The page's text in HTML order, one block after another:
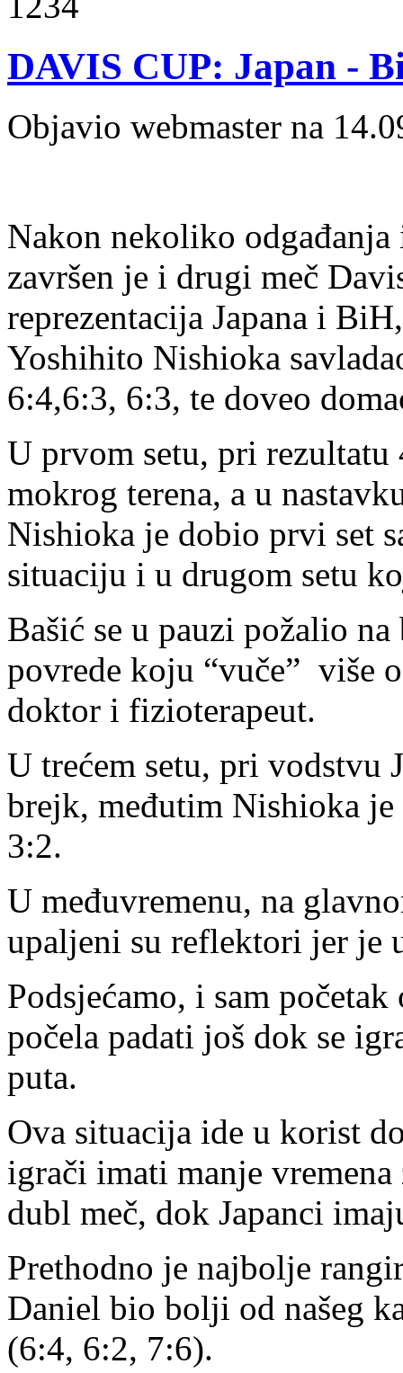
DAVIS CUP: Japan -
Objavio webmaster na
Nakon nekoliko
završen je i drugi meč
reprezentacija Japana i
Yoshihito Nishioka
6:4,6:3, 6:3, te doveo
U prvom setu, pri
mokrog terena, a u
Nishioka je dobio prvi set
situaciju i u drugom setu
Bašić se u pauzi požalio
povrede koju “vuče” više
doktor i fizioterapeut.
U trećem setu, pri vodstvu
brejk, međutim Nishioka
3:2.
U međuvremenu, na
upaljeni su reflektori jer
Podsjećamo, i sam
počela padati još dok se
puta.
Ova situacija ide u korist
igrači imati manje
dubl meč, dok Japanci
Prethodno je najbolje
Daniel bio bolji od našeg
(6:4, 6:2, 7:6).